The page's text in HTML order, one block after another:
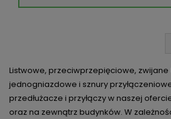
Listwowe, przeciwprzepięciowe,
jednogniazdowe i sznury
przedłużacze i przyłączy w naszej
oraz na zewnątrz budynków. W